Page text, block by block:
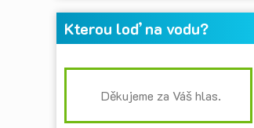
Kterou loď na vodu?
Děkujeme za Váš hlas.